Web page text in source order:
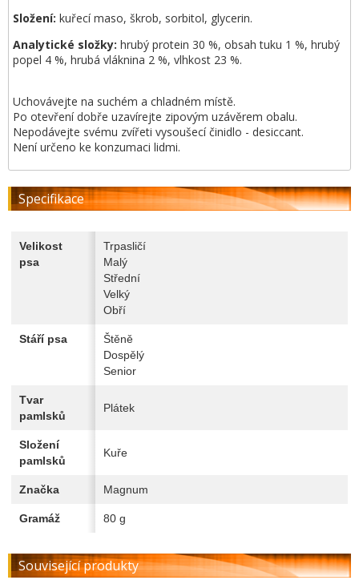
Složení: kuřecí maso, škrob, sorbitol, glycerin.
Analytické složky: hrubý protein 30 %, obsah tuku 1 %, hrubý
popel 4 %, hrubá vláknina 2 %, vlhkost 23 %.
Uchovávejte na suchém a chladném místě.
Po otevření dobře uzavírejte zipovým uzávěrem obalu.
Nepodávejte svému zvířeti vysoušecí činidlo - desiccant.
Není určeno ke konzumaci lidmi.
Specifikace
Velikost
psa
Trpasličí
Malý
Střední
Velký
Obří
Stáří psa
Štěně
Dospělý
Senior
Tvar
pamlsků
Plátek
Složení
pamlsků
Kuře
Značka Magnum
Gramáž 80 g
Související produkty